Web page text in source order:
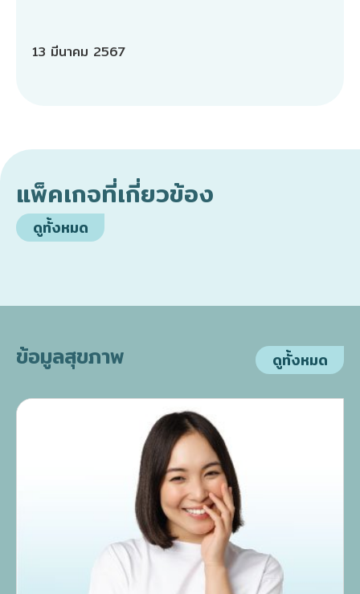
13 มีนาคม 2567
แพ็คเกจที่เกี่ยวข้อง
ดูทั้งหมด
ข้อมูลสุขภาพ ดูทั้งหมด